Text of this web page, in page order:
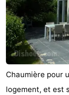
Chaumière pour
logement, et est